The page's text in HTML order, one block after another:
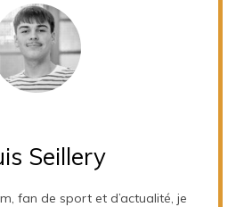
Seillery
fan de sport et d’actualité, je